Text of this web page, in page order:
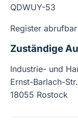
QDWUY-53
Register
Zuständige
Industrie- und
Ernst-Barlach-
18055 Rostock